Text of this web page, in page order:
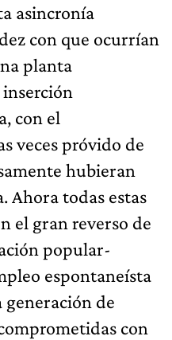
asincronía
con que ocurrían
planta
con el
veces próvido de
hubieran
Ahora todas estas
el gran reverso de
popular-
espontaneísta
de
con